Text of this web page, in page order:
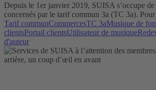
Depuis le 1er janvier 2019, SUISA s’occupe
concernés par le tarif commun 3a (TC 3a).
Tarif communCommercesTC 3aMusique de
clientsPortail clientsUtilisateur de musique
d'auteur